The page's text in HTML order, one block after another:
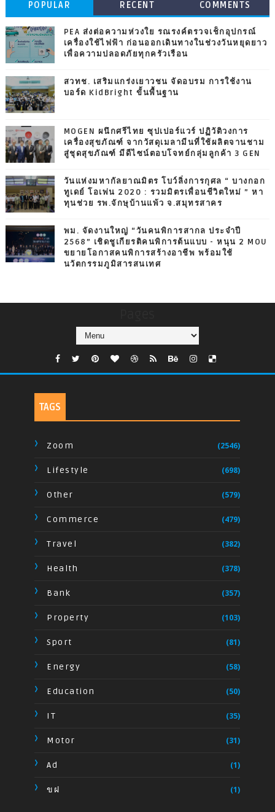
POPULAR RECENT COMMENTS
PEA ส่งต่อความห่วงใย รณรงค์ตรวจเช็กอุปกรณ์
เครื่องใช้ไฟฟ้า ก่อนออกเดินทางในช่วงวันหยุดยาว
เพื่อความปลอดภัยทุกครัวเรือน
สวทช. เสริมแกร่งเยาวชน จัดอบรม การใช้งาน
บอร์ด KidBright ขั้นพื้นฐาน
MOGEN ผนึกศรีไทย ซุปเปอร์แวร์ ปฏิวัติวงการ
เครื่องสุขภัณฑ์ จากวัสดุเมลามีนที่ใช้ผลิตจานชาม
สู่ชุดสุขภัณฑ์ มีดีไซน์ตอบโจทย์กลุ่มลูกค้า 3 GEN
วันแห่งมหากัลยาณมิตร โบว์ลิ่งการกุศล “ บางกอก
ทูเดย์ โอเพ่น 2020 : รวมมิตรเพื่อนชีวิตใหม่ ” หา
ทุนช่วย รพ.จักษุบ้านแพ้ว จ.สมุทรสาคร
พม. จัดงานใหญ่ “วันคนพิการสากล ประจำปี
2568” เชิดชูเกียรติคนพิการต้นแบบ - หนุน 2 MOU
ขยายโอกาสคนพิการสร้างอาชีพ พร้อมใช้
นวัตกรรมภูมิสารสนเทศ
TAGS
Zoom (2546)
Lifestyle (698)
Other (579)
Commerce (479)
Travel (382)
Health (378)
Bank (357)
Property (103)
Sport (81)
Energy (58)
Education (50)
IT (35)
Motor (31)
Ad (1)
ขฝ (1)